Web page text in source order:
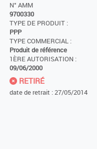
N° AMM
9700330
TYPE DE PRODUIT :
PPP
TYPE COMMERCIAL :
Produit de référence
1ÈRE AUTORISATION :
09/06/2000
RETIRÉ
date de retrait : 27/05/2014